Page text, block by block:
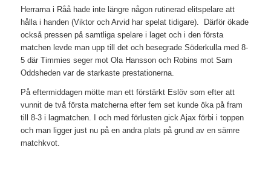
Herrarna i Råå hade inte längre någon rutinerad elitspelare att
hålla i handen (Viktor och Arvid har spelat tidigare). Därför ökade
också pressen på samtliga spelare i laget och i den första
matchen levde man upp till det och besegrade Söderkulla med 8-
5 där Timmies seger mot Ola Hansson och Robins mot Sam
Oddsheden var de starkaste prestationerna.
På eftermiddagen mötte man ett förstärkt Eslöv som efter att
vunnit de två första matcherna efter fem set kunde öka på fram
till 8-3 i lagmatchen. I och med förlusten gick Ajax förbi i toppen
och man ligger just nu på en andra plats på grund av en sämre
matchkvot.